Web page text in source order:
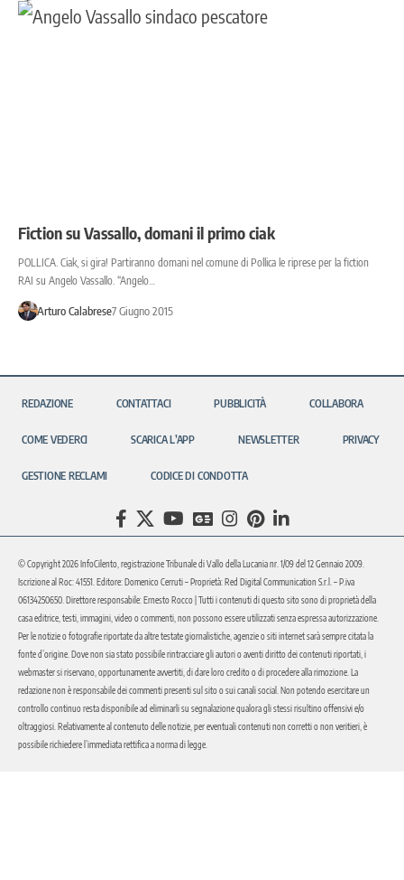
Fiction su Vassallo, domani il primo ciak
POLLICA. Ciak, si gira! Partiranno domani nel comune di Pollica le riprese per la fiction
RAI su Angelo Vassallo. “Angelo…
Arturo Calabrese7 Giugno 2015
REDAZIONE CONTATTACI PUBBLICITÀ COLLABORA
COME VEDERCI SCARICA L’APP NEWSLETTER PRIVACY
GESTIONE RECLAMI CODICE DI CONDOTTA
© Copyright 2026 InfoCilento, registrazione Tribunale di Vallo della Lucania nr. 1/09 del 12 Gennaio 2009.
Iscrizione al Roc: 41551. Editore: Domenico Cerruti – Proprietà: Red Digital Communication S.r.l. – P.iva
06134250650. Direttore responsabile: Ernesto Rocco | Tutti i contenuti di questo sito sono di proprietà della
casa editrice, testi, immagini, video o commenti, non possono essere utilizzati senza espressa autorizzazione.
Per le notizie o fotografie riportate da altre testate giornalistiche, agenzie o siti internet sarà sempre citata la
fonte d’origine. Dove non sia stato possibile rintracciare gli autori o aventi diritto dei contenuti riportati, i
webmaster si riservano, opportunamente avvertiti, di dare loro credito o di procedere alla rimozione. La
redazione non è responsabile dei commenti presenti sul sito o sui canali social. Non potendo esercitare un
controllo continuo resta disponibile ad eliminarli su segnalazione qualora gli stessi risultino offensivi e/o
oltraggiosi. Relativamente al contenuto delle notizie, per eventuali contenuti non corretti o non veritieri, è
possibile richiedere l’immediata rettifica a norma di legge.